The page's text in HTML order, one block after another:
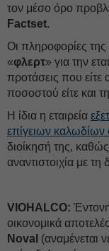
τον μέσο όρο
Factset.
Oι πληροφορίες της
«φλερτ» για την
προτάσεις που
ποσοστού είτε και
Η ίδια η εταιρεία
επίγειων
διοίκησή της,
αναντιστοιχία με
VIOHALCO:
οικονομικά
Noval (αναμένεται